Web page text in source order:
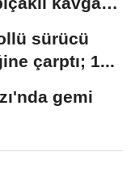
sürücü
çarptı; 1...
gemi